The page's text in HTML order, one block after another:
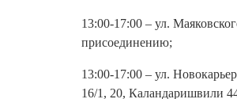
13:00-17:00 – ул.
присоединению;
13:00-17:00 – ул.
16/1, 20, Каландаришвили